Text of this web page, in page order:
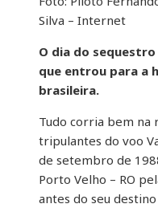
Silva – Internet
O dia do
que entrou para a
brasileira.
Tudo corria bem na
tripulantes do voo
de setembro de
Porto Velho – RO
antes do seu